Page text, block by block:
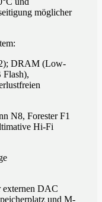
möglicher
DRAM (Low-
N8, Forester F1
Hi-Fi
DAC
und M-